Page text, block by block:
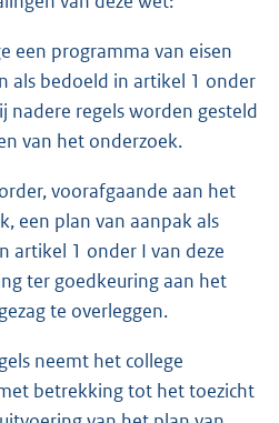
een programma van eisen
als bedoeld in artikel 1 onder
nadere regels worden gesteld
van het onderzoek.
voorafgaande aan het
een plan van aanpak als
artikel 1 onder I van deze
ter goedkeuring aan het
te overleggen.
neemt het college
betrekking tot het toezicht